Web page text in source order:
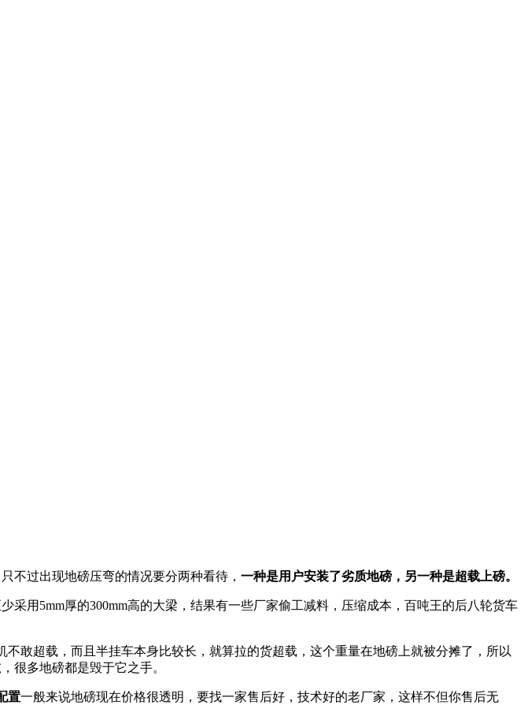
不过出现地磅压弯的情况要分两种看待， 一种是用户安装了劣质地磅，另一种是超载上磅。
用5mm厚的300mm高的大梁，结果有一些厂家偷工减料，压缩成本，百吨王的后八轮货车
超载，而且半挂车本身比较长，就算拉的货超载，这个重量在地磅上就被分摊了，所以
很多地磅都是毁于它之手。
置一般来说地磅现在价格很透明，要找一家售后好，技术好的老厂家，这样不但你售后无